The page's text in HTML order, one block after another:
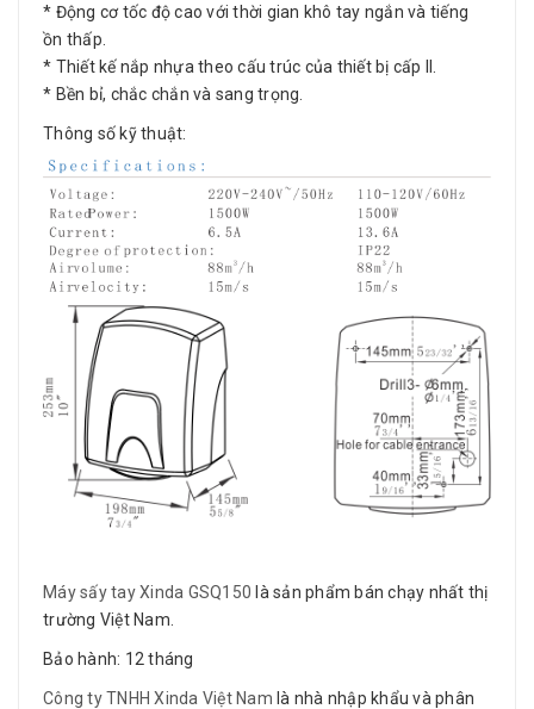
* Động cơ tốc độ cao với thời gian khô tay ngắn và tiếng
ồn thấp.
* Thiết kế nắp nhựa theo cấu trúc của thiết bị cấp II.
* Bền bỉ, chắc chắn và sang trọng.
Thông số kỹ thuật:
Máy sấy tay Xinda GSQ150 là sản phẩm bán chạy nhất thị
trường Việt Nam.
Bảo hành: 12 tháng
Công ty TNHH Xinda Việt Nam là nhà nhập khẩu và phân